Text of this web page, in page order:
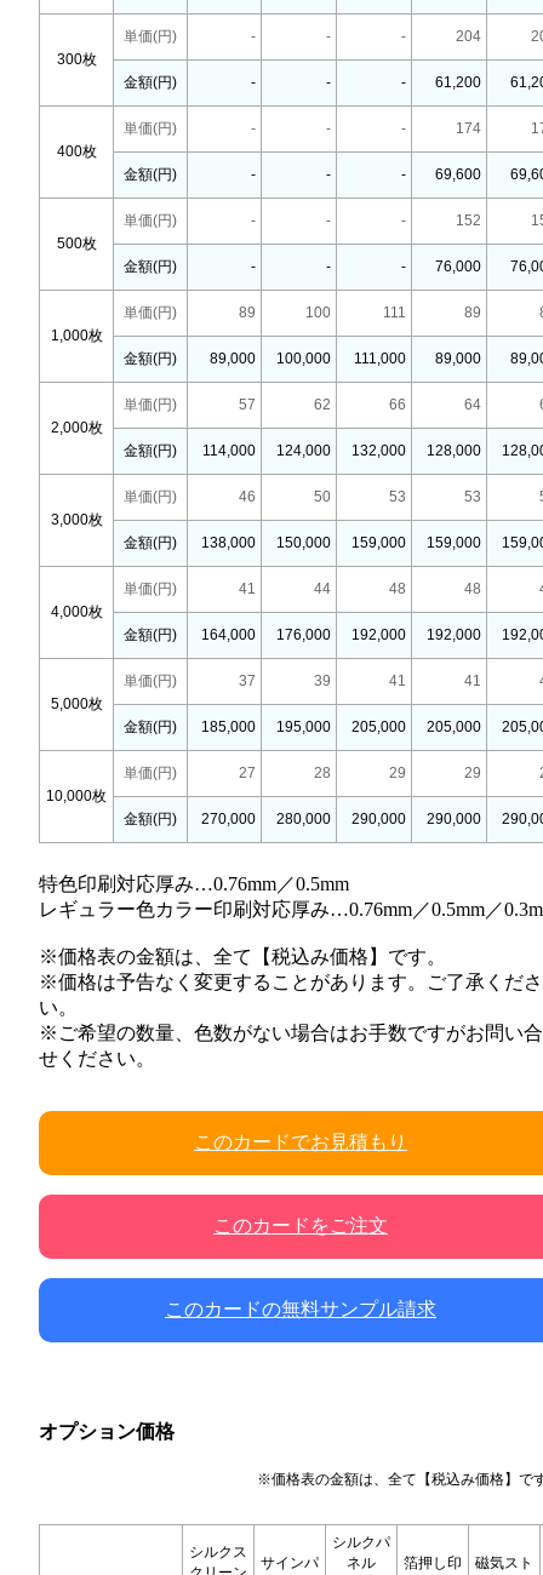
300枚
単価(円) - - - 204
金額(円) - - - 61,200
400枚
単価(円) - - - 174
金額(円) - - - 69,600
500枚
単価(円) - - - 152
金額(円) - - - 76,000
1,000枚
単価(円) 89 100 111 89
金額(円) 89,000 100,000 111,000 89,000
2,000枚
単価(円) 57 62 66 64
金額(円) 114,000 124,000 132,000 128,000
3,000枚
単価(円) 46 50 53 53
金額(円) 138,000 150,000 159,000 159,000
4,000枚
単価(円) 41 44 48 48
金額(円) 164,000 176,000 192,000 192,000
5,000枚
単価(円) 37 39 41 41
金額(円) 185,000 195,000 205,000 205,000
10,000枚
単価(円) 27 28 29 29
金額(円) 270,000 280,000 290,000 290,000
特色印刷対応厚み…0.76mm／0.5mm
レギュラー色カラー印刷対応厚み…0.76mm／0.5mm／
※価格表の金額は、全て【税込み価格】です。
※価格は予告なく変更することがあります。ご了承くださ
い。
※ご希望の数量、色数がない場合はお手数ですがお問い
せください。
このカードでお見積もり
このカードをご注文
このカードの無料サンプル請求
オプション価格
※価格表の金額は、全て【税込み価格】で
シルクス
サインパ
シルクパ
ネル
箔押し印 磁気スト